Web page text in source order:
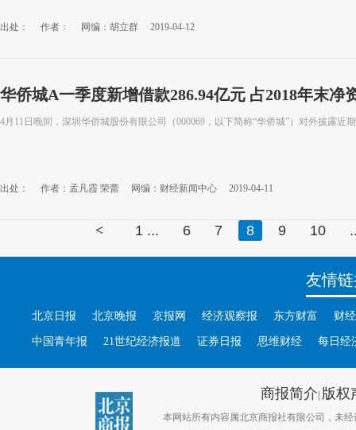
出处： 作者： 网编：胡立群 2019-04-12
华侨城A一季度新增借款286.94亿元 占2018年末净
4月11日晚间，深圳华侨城股份有限公司（000069，以下简称“华侨城”）对外披露近
出处： 作者：孟凡霞 荣蕾 网编：财经新闻中心 2019-04-11
< 1 ... 6 7 8 9 10
友情
北京日报 北京晚报 京报网 经济观察报 东方财富 财
中国青年报 21世纪经济报道 证券日报 思维财经 每日经
商报简介| 版权
本网站所有内容属北京商报社有限公司，未经